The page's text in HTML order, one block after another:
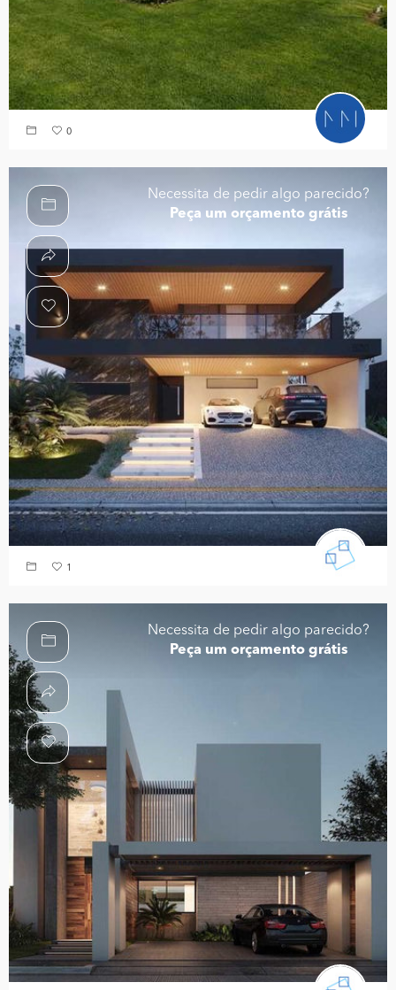
0
Necessita de pedir algo parecido?
Peça um orçamento grátis
1
Necessita de pedir algo parecido?
Peça um orçamento grátis